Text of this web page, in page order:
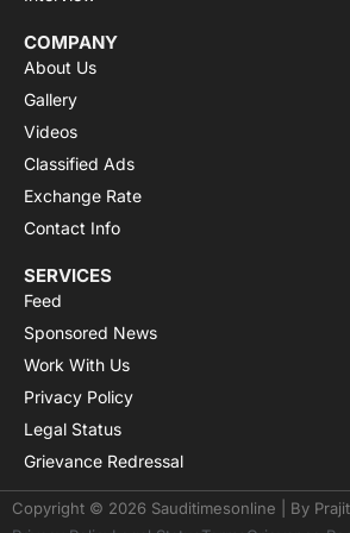
COMPANY
About Us
Gallery
Videos
Classified Ads
Exchange Rate
Contact Info
SERVICES
Feed
Sponsored News
Work With Us
Privacy Policy
Legal Status
Grievance Redressal
Copyright © 2026 Sauditimesonline | By